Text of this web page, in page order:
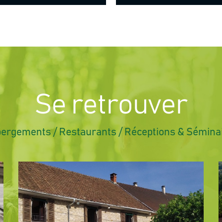
Se retrouver
/ Restaurants / Réceptions &